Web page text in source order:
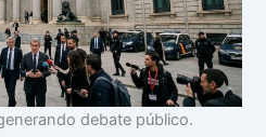
debate público.